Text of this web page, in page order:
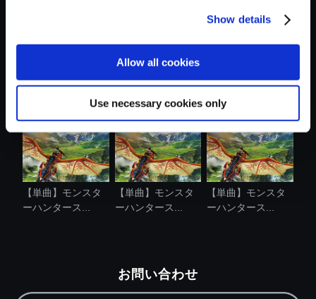
Show details
Allow all cookies
Use necessary cookies only
【単曲】モンスタ
ーハンタース...
【単曲】モンスタ
ーハンタース...
【単曲】モンスタ
ーハンタース...
【単曲】モンスタ
ーハンタース...
お問い合わせ